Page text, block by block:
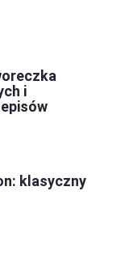
i
klasyczny